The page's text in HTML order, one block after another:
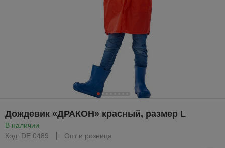
Дождевик «ДРАКОН» красный, размер L
В наличии
Код: DE 0489
Опт и розница